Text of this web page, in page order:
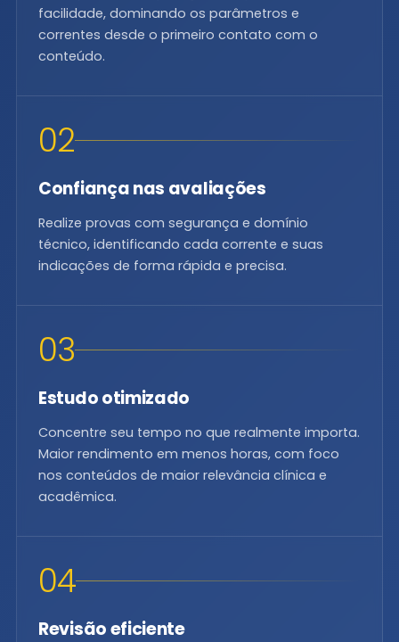
facilidade, dominando os parâmetros e
correntes desde o primeiro contato com o
conteúdo.
02
Confiança nas avaliações
Realize provas com segurança e domínio
técnico, identificando cada corrente e suas
indicações de forma rápida e precisa.
03
Estudo otimizado
Concentre seu tempo no que realmente importa.
Maior rendimento em menos horas, com foco
nos conteúdos de maior relevância clínica e
acadêmica.
04
Revisão eficiente